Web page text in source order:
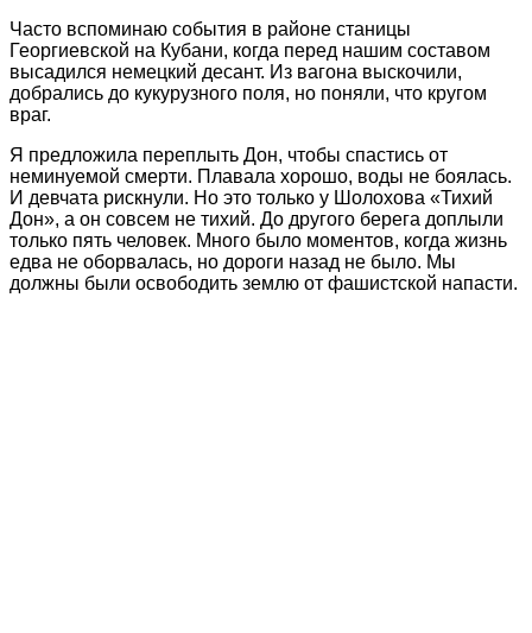
Часто вспоминаю события в районе станицы
Георгиевской на Кубани, когда перед нашим составом
высадился немецкий десант. Из вагона выскочили,
добрались до кукурузного поля, но поняли, что кругом
враг.
Я предложила переплыть Дон, чтобы спастись от
неминуемой смерти. Плавала хорошо, воды не боялась.
И девчата рискнули. Но это только у Шолохова «Тихий
Дон», а он совсем не тихий. До другого берега доплыли
только пять человек. Много было моментов, когда жизнь
едва не оборвалась, но дороги назад не было. Мы
должны были освободить землю от фашистской напасти.